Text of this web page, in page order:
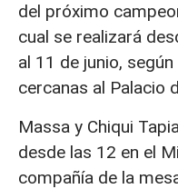
del próximo
cual se realizará
al 11 de junio,
cercanas al Palacio
Massa y Chiqui
desde las 12 en el
compañía de la